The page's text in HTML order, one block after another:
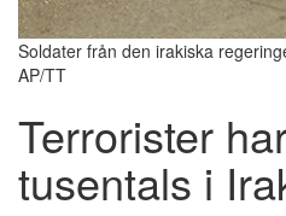
Soldater från den irakiska
AP/TT
Terrorister
tusentals i